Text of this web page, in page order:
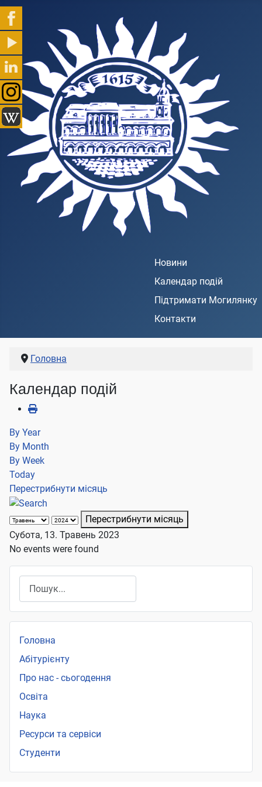
Новини
Календар подій
Підтримати Могилянку
Контакти
Головна
Календар подій
By Year
By Month
By Week
Today
Перестрибнути місяць
Перестрибнути місяць
Субота, 13. Травень 2023
No events were found
Головна
Абітурієнту
Про нас - сьогодення
Освіта
Наука
Ресурси та сервіси
Студенти